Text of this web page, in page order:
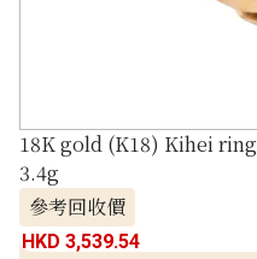
18K gold (K18) Kihei ring
3.4g
參考回收價
HKD 3,539.54